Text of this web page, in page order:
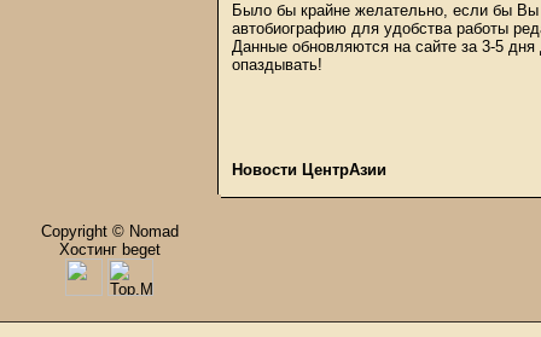
Было бы крайне желательно, если бы
автобиографию для удобства работы
Данные обновляются на сайте за 3-5
опаздывать!
Новости ЦентрАзии
Copyright © Nomad
Хостинг beget